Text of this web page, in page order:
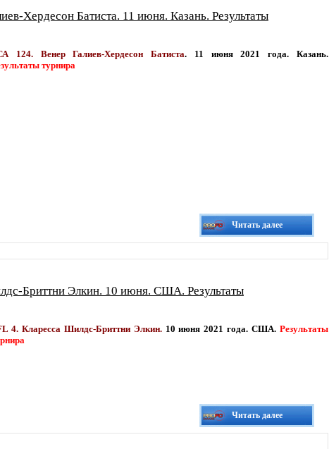
Хердесон Батиста. 11 июня. Казань. Результаты
124. Венер Галиев-Хердесон Батиста. 11 июня 2021 года. Казань.
турнира
Читать далее
Бриттни Элкин. 10 июня. США. Результаты
4. Кларесса Шилдс-Бриттни Элкин.10 июня 2021 года. США. Результаты
Читать далее